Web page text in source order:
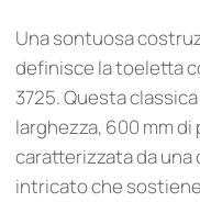
Una sontuosa
definisce la toeletta
3725. Questa
larghezza, 600 mm
caratterizzata da
intricato che